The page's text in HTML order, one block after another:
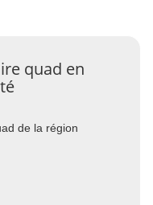
quad en
de la région